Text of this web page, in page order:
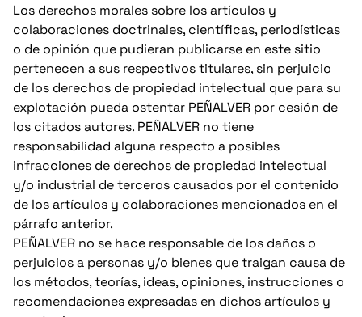
Los derechos morales sobre los artículos y
colaboraciones doctrinales, científicas, periodísticas
o de opinión que pudieran publicarse en este sitio
pertenecen a sus respectivos titulares, sin perjuicio
de los derechos de propiedad intelectual que para su
explotación pueda ostentar PEÑALVER por cesión de
los citados autores. PEÑALVER no tiene
responsabilidad alguna respecto a posibles
infracciones de derechos de propiedad intelectual
y/o industrial de terceros causados por el contenido
de los artículos y colaboraciones mencionados en el
párrafo anterior.
PEÑALVER no se hace responsable de los daños o
perjuicios a personas y/o bienes que traigan causa de
los métodos, teorías, ideas, opiniones, instrucciones o
recomendaciones expresadas en dichos artículos y